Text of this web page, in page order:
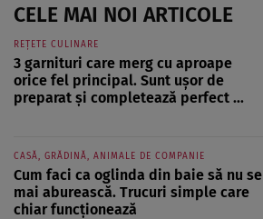
CELE MAI NOI ARTICOLE
REȚETE CULINARE
3 garnituri care merg cu aproape
orice fel principal. Sunt ușor de
preparat și completează perfect ...
CASĂ, GRĂDINĂ, ANIMALE DE COMPANIE
Cum faci ca oglinda din baie să nu se
mai aburească. Trucuri simple care
chiar funcționează